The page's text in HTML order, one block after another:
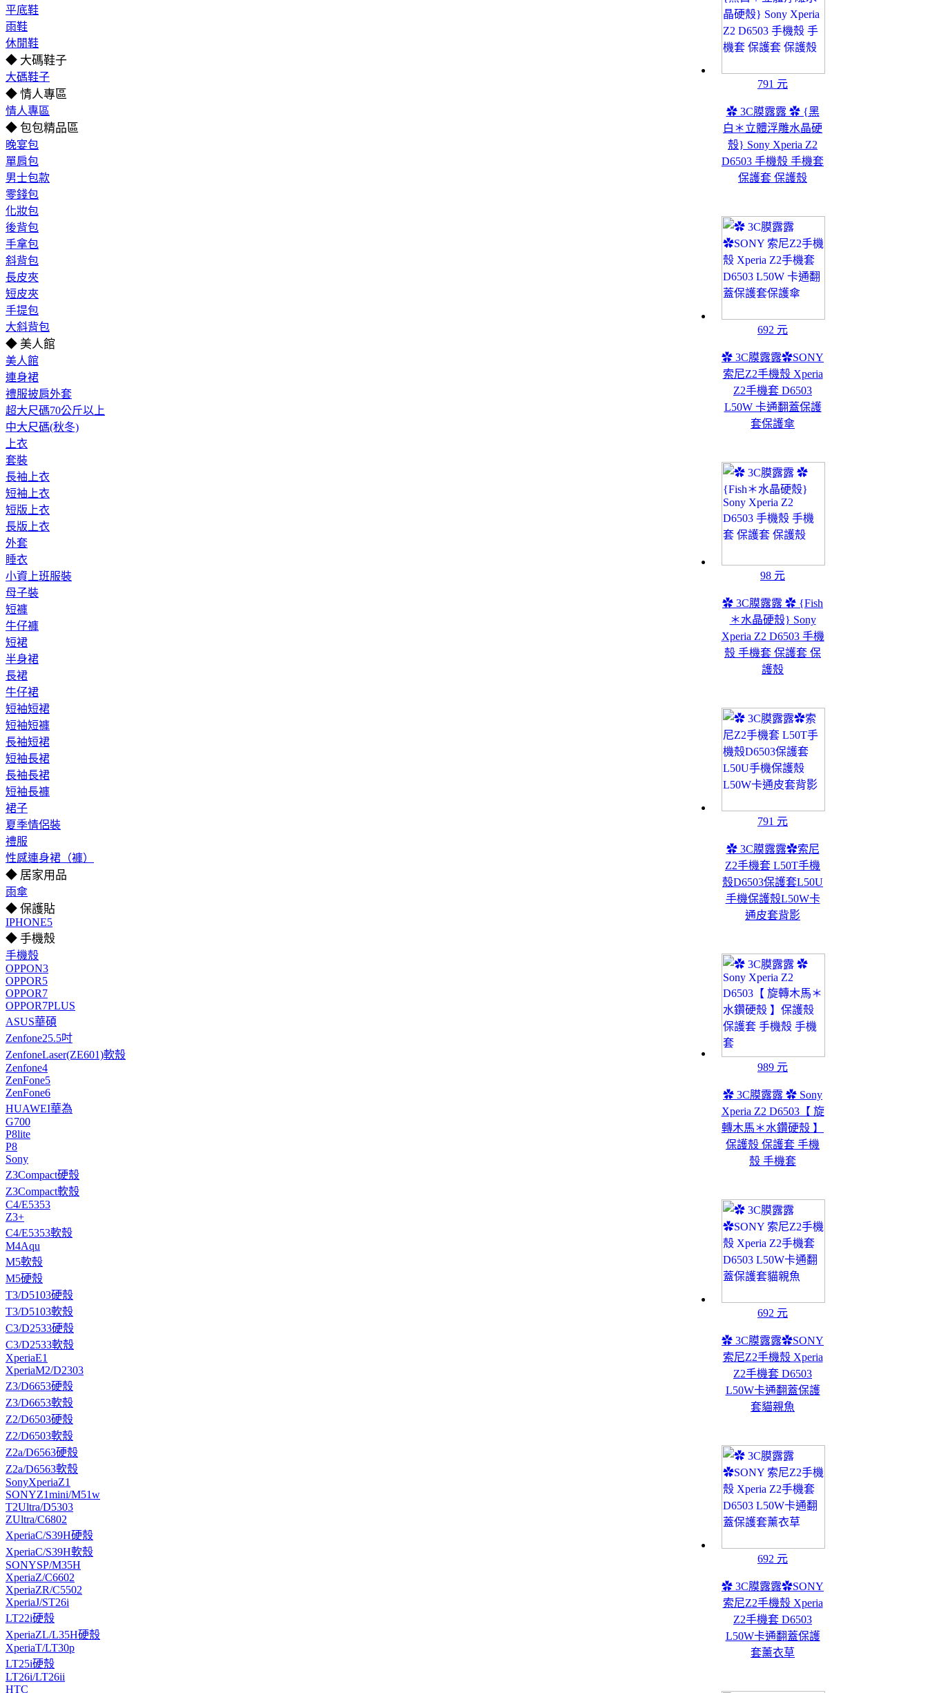
平底鞋
雨鞋
休閒鞋
◆ 大碼鞋子
大碼鞋子
◆ 情人專區
情人專區
◆ 包包精品區
晚宴包
單肩包
男士包款
零錢包
化妝包
後背包
手拿包
斜背包
長皮夾
短皮夾
手提包
大斜背包
◆ 美人館
美人館
連身裙
禮服披肩外套
超大尺碼70公斤以上
中大尺碼(秋冬)
上衣
套裝
長袖上衣
短袖上衣
短版上衣
長版上衣
外套
睡衣
小資上班服裝
母子裝
短褲
牛仔褲
短裙
半身裙
長裙
牛仔裙
短袖短裙
短袖短褲
長袖短裙
短袖長裙
長袖長裙
短袖長褲
裙子
夏季情侶裝
禮服
性感連身裙（褲）
◆ 居家用品
雨傘
◆ 保護貼
IPHONE5
◆ 手機殼
手機殼
OPPON3
OPPOR5
OPPOR7
OPPOR7PLUS
ASUS華碩
Zenfone25.5吋
ZenfoneLaser(ZE601)軟殼
Zenfone4
ZenFone5
ZenFone6
HUAWEI華為
G700
P8lite
P8
Sony
Z3Compact硬殼
Z3Compact軟殼
C4/E5353
Z3+
C4/E5353軟殼
M4Aqu
M5軟殼
M5硬殼
T3/D5103硬殼
T3/D5103軟殼
C3/D2533硬殼
C3/D2533軟殼
XperiaE1
XperiaM2/D2303
Z3/D6653硬殼
Z3/D6653軟殼
Z2/D6503硬殼
Z2/D6503軟殼
Z2a/D6563硬殼
Z2a/D6563軟殼
SonyXperiaZ1
SONYZ1mini/M51w
T2Ultra/D5303
ZUltra/C6802
XperiaC/S39H硬殼
XperiaC/S39H軟殼
SONYSP/M35H
XperiaZ/C6602
XperiaZR/C5502
XperiaJ/ST26i
LT22i硬殼
XperiaZL/L35H硬殼
XperiaT/LT30p
LT25i硬殼
LT26i/LT26ii
HTC
791 元
✿ 3C膜露露 ✿ {黑
白＊立體浮雕水晶硬
殼} Sony Xperia Z2
D6503 手機殼 手機套
保護套 保護殼
692 元
✿ 3C膜露露✿SONY
索尼Z2手機殼 Xperia
Z2手機套 D6503
L50W 卡通翻蓋保護
套保護傘
98 元
✿ 3C膜露露 ✿ {Fish
＊水晶硬殼} Sony
Xperia Z2 D6503 手機
殼 手機套 保護套 保
護殼
791 元
✿ 3C膜露露✿索尼
Z2手機套 L50T手機
殼D6503保護套L50U
手機保護殼L50W卡
通皮套背影
989 元
✿ 3C膜露露 ✿ Sony
Xperia Z2 D6503【 旋
轉木馬＊水鑽硬殼 】
保護殼 保護套 手機
殼 手機套
692 元
✿ 3C膜露露✿SONY
索尼Z2手機殼 Xperia
Z2手機套 D6503
L50W卡通翻蓋保護
套貓親魚
692 元
✿ 3C膜露露✿SONY
索尼Z2手機殼 Xperia
Z2手機套 D6503
L50W卡通翻蓋保護
套薰衣草